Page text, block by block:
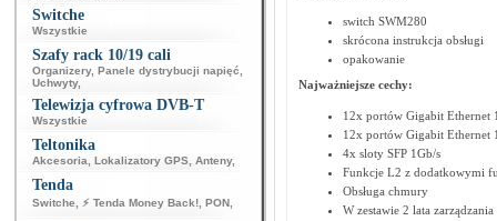
Switche
Wszystkie
Szafy rack 10/19 cali
Organizery, Panele dystrybucji napięć
Uchwyty,
Telewizja cyfrowa DVB-T
Wszystkie
Teltonika
Akcesoria Lokalizatory GPS Anteny,
Tenda
Switche ⚡ Tenda Money Back! PON
switch SWM280
skrócona instrukcja obsługi
opakowanie
Najważniejsze cechy:
12x portów Gigabit Ethernet
12x portów Gigabit Ethernet
4x sloty SFP 1Gb/s
Funkcje L2 z dodatkowymi
Obsługa chmury
W zestawie 2 lata zarządzania